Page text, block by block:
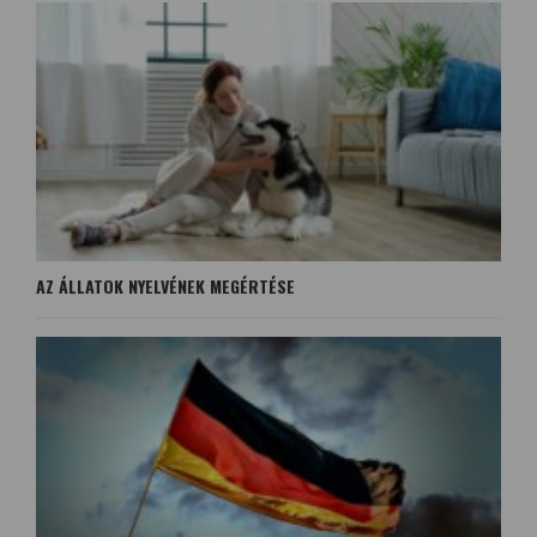
AZ ÁLLATOK NYELVÉNEK MEGÉRTÉSE